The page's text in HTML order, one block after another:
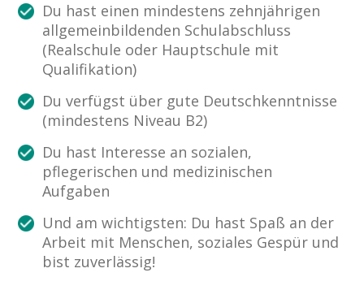
Du hast einen mindestens zehnjährigen
allgemeinbildenden Schulabschluss
(Realschule oder Hauptschule mit
Qualifikation)
Du verfügst über gute Deutschkenntnisse
(mindestens Niveau B2)
Du hast Interesse an sozialen,
pflegerischen und medizinischen
Aufgaben
Und am wichtigsten: Du hast Spaß an der
Arbeit mit Menschen, soziales Gespür und
bist zuverlässig!